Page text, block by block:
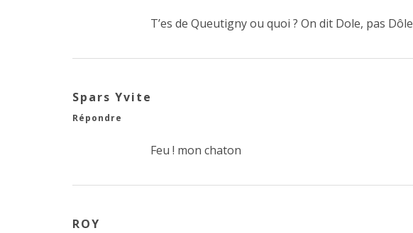
T’es de Queutigny ou quoi ? On dit Dole, pas Dôle
Spars Yvite
Répondre
Feu ! mon chaton
ROY